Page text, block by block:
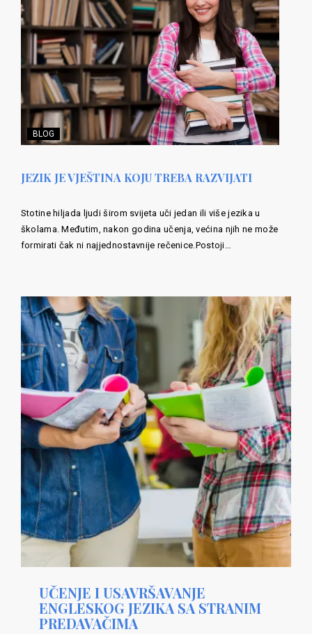
BLOG
JEZIK JE VJEŠTINA KOJU TREBA RAZVIJATI
Stotine hiljada ljudi širom svijeta uči jedan ili više jezika u
školama. Međutim, nakon godina učenja, većina njih ne može
formirati čak ni najjednostavnije rečenice.Postoji…
UČENJE I USAVRŠAVANJE
ENGLESKOG JEZIKA SA STRANIM
PREDAVAČIMA